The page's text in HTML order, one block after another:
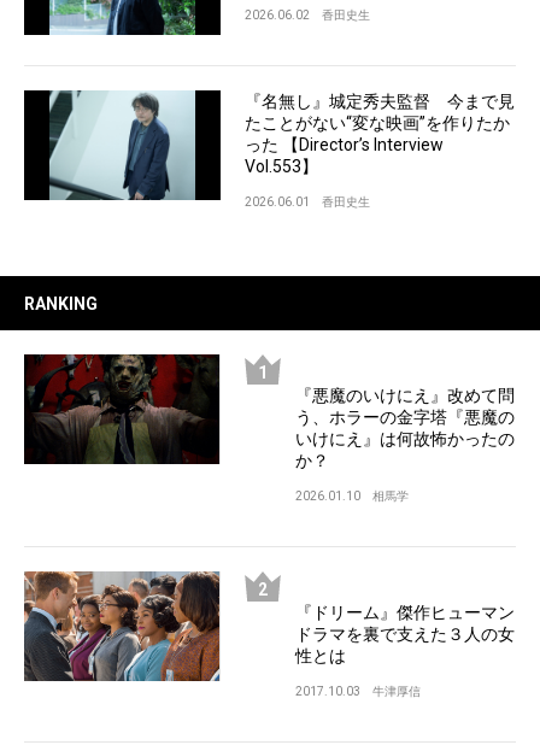
2026.06.02 香田史生
『名無し』城定秀夫監督 今まで見
たことがない“変な映画”を作りたか
った 【Director’s Interview
Vol.553】
2026.06.01 香田史生
RANKING
『悪魔のいけにえ』改めて問
う、ホラーの金字塔『悪魔の
いけにえ』は何故怖かったの
か？
2026.01.10 相馬学
『ドリーム』傑作ヒューマン
ドラマを裏で支えた３人の女
性とは
2017.10.03 牛津厚信